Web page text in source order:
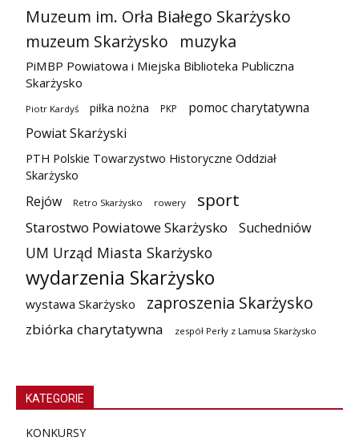
Muzeum im. Orła Białego Skarżysko
muzeum Skarżysko
muzyka
PiMBP Powiatowa i Miejska Biblioteka Publiczna
Skarżysko
Piotr Kardyś piłka nożna PKP
pomoc charytatywna
Powiat Skarżyski
PTH Polskie Towarzystwo Historyczne Oddział
Skarżysko
Rejów Retro Skarżysko rowery sport
Starostwo Powiatowe Skarżysko Suchedniów
UM Urząd Miasta Skarżysko
wydarzenia Skarżysko
wystawa Skarżysko zaproszenia Skarżysko
zbiórka charytatywna zespół Perły z Lamusa Skarżysko
KATEGORIE
KONKURSY